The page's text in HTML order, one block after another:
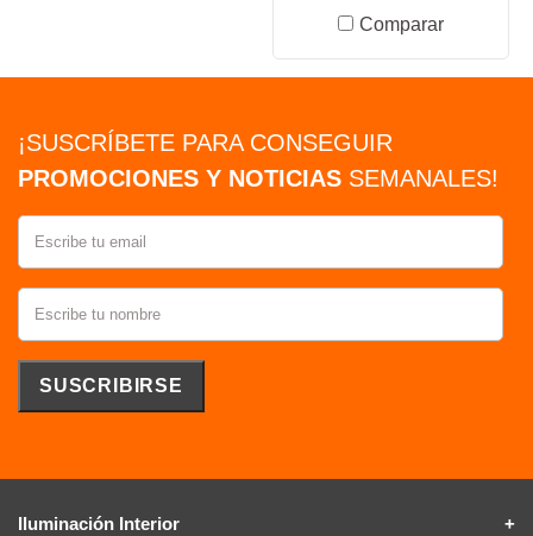
Comparar
¡SUSCRÍBETE PARA CONSEGUIR
PROMOCIONES Y NOTICIAS SEMANALES!
Iluminación Interior